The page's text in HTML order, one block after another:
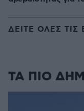
ΔΕΙΤΕ ΟΛΕΣ ΤΙΣ
ΤΑ ΠΙΟ